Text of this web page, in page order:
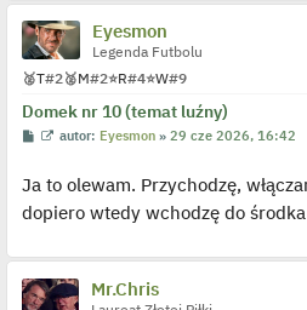
d
y
n
c
z
y
o
s
Eyesmon
Legenda Futbolu
🥈T#2🥈M#2⭐R#4⭐W#9
Domek nr 10 (temat luźny)
P
t
W
w
i
e
p
o
j
autor: Eyesmon »29 cze 2026, 16:42
Ja to olewam. Przychodzę,
dopiero wtedy wchodzę do środka
Mr.Chris